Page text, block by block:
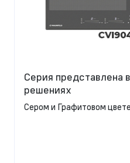
Серия представлена
решенияx
Сером и Графитовом